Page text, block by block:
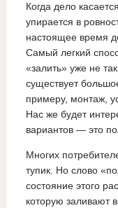
Когда дело
упирается в
настоящее время
Самый легкий
«залить» уже не
существует
примеру, монтаж,
Нас же будет
вариантов — это
Многих
тупик. Но слово
состояние этого
которую заливают